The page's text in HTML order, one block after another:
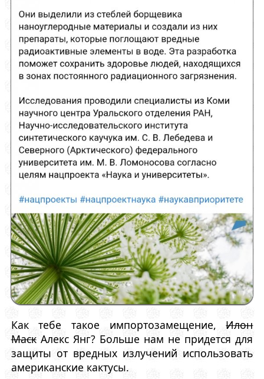
Как тебе такое импортозамещение,Илон
МаскАлекс Янг? Больше нам не придется для
защиты от вредных излучений использовать
американские кактусы.